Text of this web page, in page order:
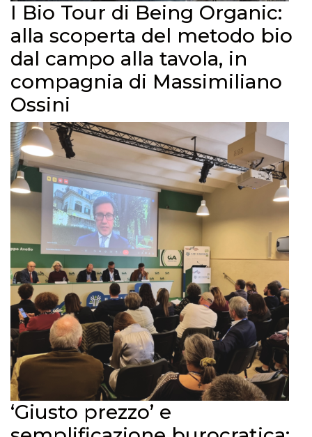
I Bio Tour di Being Organic:
alla scoperta del metodo bio
dal campo alla tavola, in
compagnia di Massimiliano
Ossini
‘Giusto prezzo’ e